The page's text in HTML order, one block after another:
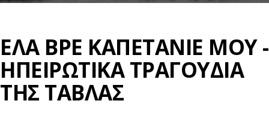
ΈΛΑ ΒΡΕ ΚΑΠΕΤΆΝΙΕ ΜΟΥ -
ΗΠΕΙΡΩΤΙΚΑ ΤΡΑΓΟΥΔΙΑ
ΤΗΣ ΤΑΒΛΑΣ